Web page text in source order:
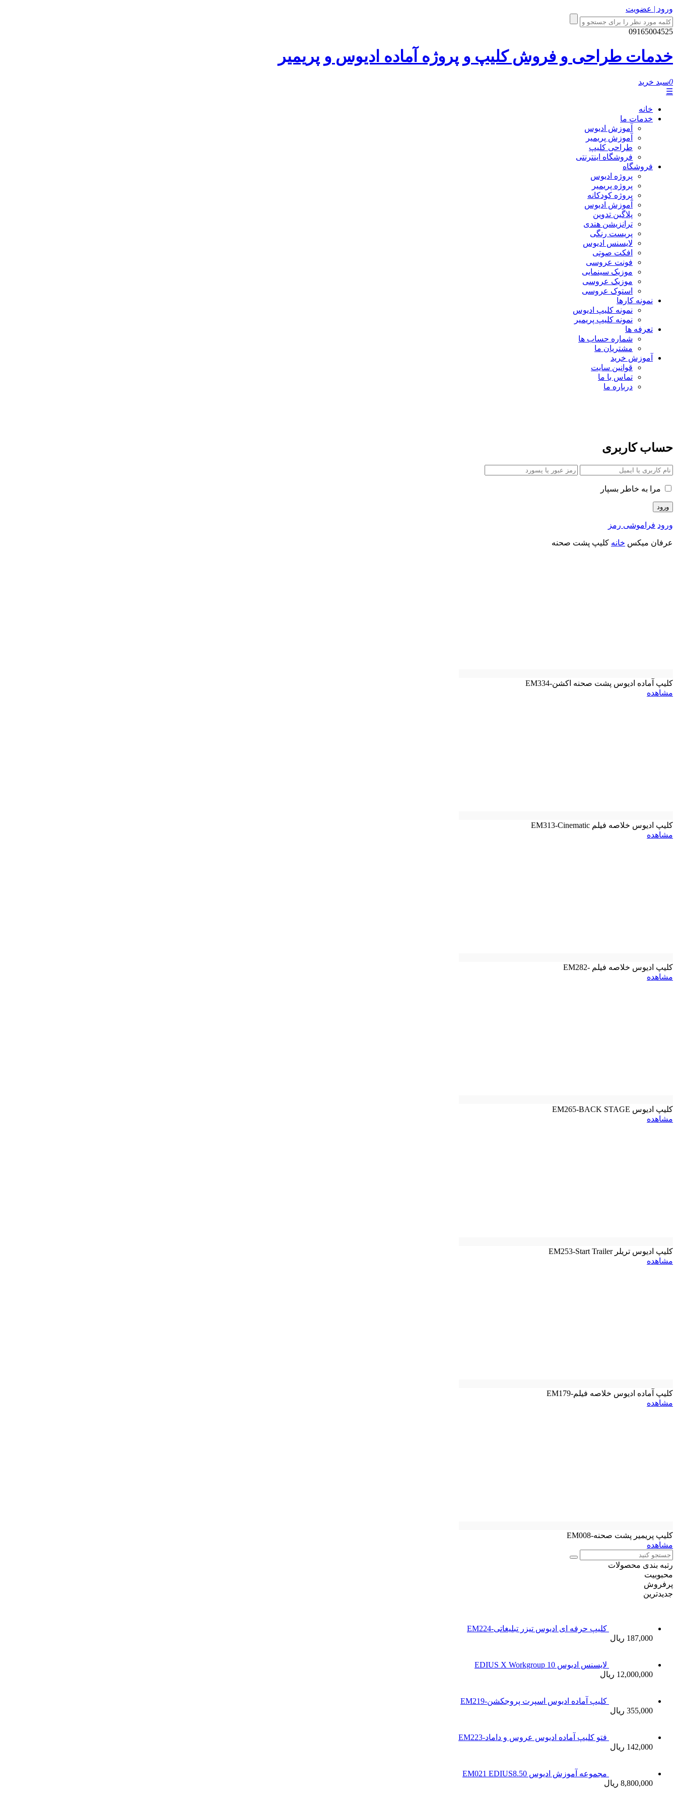
ورود | عضویت
09165004525
خدمات طراحی و فروش کلیپ و پروژه آماده ادیوس و پریمیر
0سبد خرید
☰
خانه
خدمات ما
آموزش ادیوس
آموزش پریمیر
طراحی کلیپ
فروشگاه اینترنتی
فروشگاه
پروژه ادیوس
پروژه پریمیر
پروژه کودکانه
آموزش ادیوس
پلاگین تدوین
ترانزیشن هندی
پریست رنگی
لایسنس ادیوس
افکت صوتی
فونت عروسی
موزیک سینمایی
موزیک عروسی
استوک عروسی
نمونه کارها
نمونه کلیپ ادیوس
نمونه کلیپ پریمیر
تعرفه ها
شماره حساب ها
مشتریان ما
آموزش خرید
قوانین سایت
تماس با ما
درباره ما
حساب کاربری
مرا به خاطر بسپار
ورود فراموشی رمز
عرفان میکس خانه کلیپ پشت صحنه
کلیپ آماده ادیوس پشت صحنه اکشن-EM334
مشاهده
کلیپ ادیوس خلاصه فیلم EM313-Cinematic
مشاهده
کلیپ ادیوس خلاصه فیلم -EM282
مشاهده
کلیپ ادیوس EM265-BACK STAGE
مشاهده
کلیپ ادیوس تريلر EM253-Start Trailer
مشاهده
کلیپ آماده ادیوس خلاصه فیلم-EM179
مشاهده
کلیپ پریمیر پشت صحنه-EM008
مشاهده
رتبه بندی محصولات
محبوبیت
پرفروش
جدیدترین
کلیپ حرفه ای ادیوس تیزر تبلیغاتی-EM224
187,000 ریال
لایسنس ادیوس 10 EDIUS X Workgroup
12,000,000 ریال
کلیپ آماده ادیوس اسپرت پروجکشن-EM219
355,000 ریال
فتو کلیپ آماده ادیوس عروس و داماد-EM223
142,000 ریال
مجموعه آموزش ادیوس EM021 EDIUS8.50
8,800,000 ریال